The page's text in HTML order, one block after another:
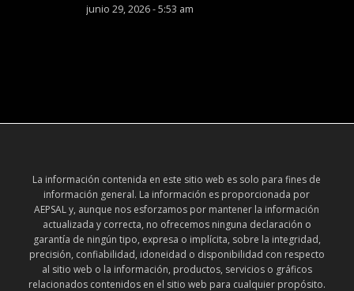
junio 29, 2026 - 5:53 am
La información contenida en este sitio web es solo para fines de
información general. La información es proporcionada por
AEPSAL y, aunque nos esforzamos por mantener la información
actualizada y correcta, no ofrecemos ninguna declaración o
garantía de ningún tipo, expresa o implícita, sobre la integridad,
precisión, confiabilidad, idoneidad o disponibilidad con respecto
al sitio web o la información, productos, servicios o gráficos
relacionados contenidos en el sitio web para cualquier propósito.